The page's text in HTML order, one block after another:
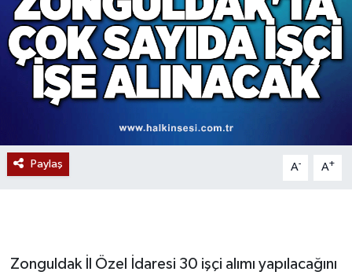
Paylaş A- A+
Zonguldak İl Özel İdaresi 30 işçi alımı yapılacağını
Bolu
ÇEVRE
BİLİM VE TEKNOLOJİ
Düzce
Ekonomi